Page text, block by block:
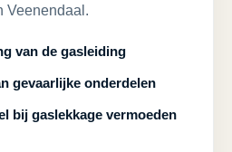
Veenendaal.
van de gasleiding
gevaarlijke onderdelen
bij gaslekkage vermoeden